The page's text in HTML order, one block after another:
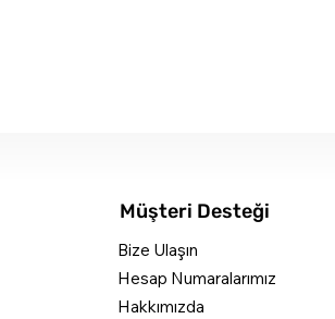
Bize Ulaşın
Hesap Numaralarımız
Hakkımızda
Müşteri Desteği